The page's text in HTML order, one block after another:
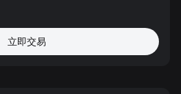
立即交易